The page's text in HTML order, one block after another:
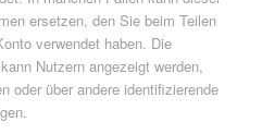
ersetzen, den Sie beim Teilen
verwendet haben. Die
Nutzern angezeigt werden,
oder über andere identifizierende